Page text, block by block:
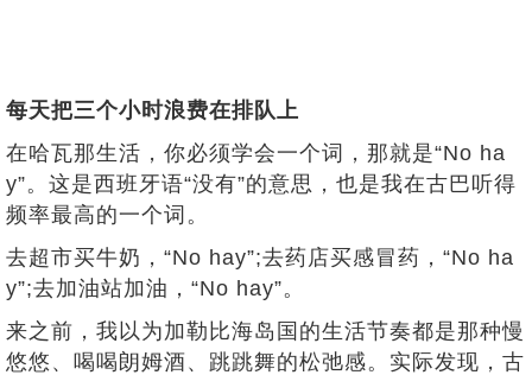
每天把三个小时浪费在排队上
在哈瓦那生活，你必须学会一个词，那就是“No ha
y”。这是西班牙语“没有”的意思，也是我在古巴听得
频率最高的一个词。
去超市买牛奶，“No hay”;去药店买感冒药，“No ha
y”;去加油站加油，“No hay”。
来之前，我以为加勒比海岛国的生活节奏都是那种慢
悠悠、喝喝朗姆酒、跳跳舞的松弛感。实际发现，古